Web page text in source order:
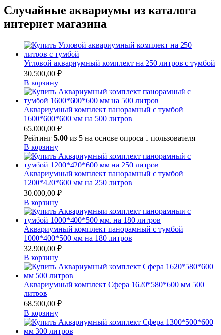
Случайные аквариумы из каталога
интернет магазина
Угловой аквариумный комплект на 250 литров с тумбой
30.500,00 ₽
В корзину
Аквариумный комплект панорамный с тумбой
1600*600*600 мм на 500 литров
65.000,00 ₽
Рейтинг 5.00 из 5 на основе опроса 1 пользователя
В корзину
Аквариумный комплект панорамный с тумбой
1200*420*600 мм на 250 литров
30.000,00 ₽
В корзину
Аквариумный комплект панорамный с тумбой
1000*400*500 мм на 180 литров
32.900,00 ₽
В корзину
Аквариумный комплект Сфера 1620*580*600 мм 500
литров
68.500,00 ₽
В корзину